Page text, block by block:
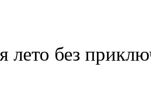
лето без